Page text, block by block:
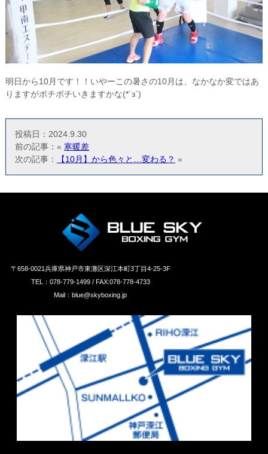
明日から10月です！！いやーこの暑さの10月は、なかなか変ではあ
りますがボチボチいきますかな(*´з`)
投稿日：2024.9.30
前の記事：« 寒暖差
次の記事：
【10月】から色々と…変わる？ »
〒658‐0021兵庫県神戸市東灘区深江本町3丁目4-25-3F
TEL：078-779-1499 / FAX:078-778-4733
Mail：blue@skyboxing.jp